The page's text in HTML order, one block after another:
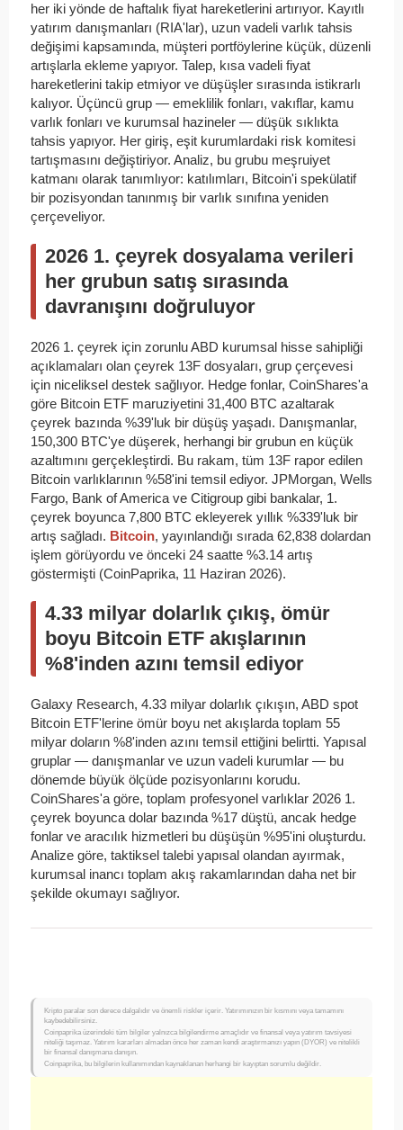
her iki yönde de haftalık fiyat hareketlerini artırıyor. Kayıtlı
yatırım danışmanları (RIA'lar), uzun vadeli varlık tahsis
değişimi kapsamında, müşteri portföylerine küçük, düzenli
artışlarla ekleme yapıyor. Talep, kısa vadeli fiyat
hareketlerini takip etmiyor ve düşüşler sırasında istikrarlı
kalıyor. Üçüncü grup — emeklilik fonları, vakıflar, kamu
varlık fonları ve kurumsal hazineler — düşük sıklıkta
tahsis yapıyor. Her giriş, eşit kurumlardaki risk komitesi
tartışmasını değiştiriyor. Analiz, bu grubu meşruiyet
katmanı olarak tanımlıyor: katılımları, Bitcoin'i spekülatif
bir pozisyondan tanınmış bir varlık sınıfına yeniden
çerçeveliyor.
2026 1. çeyrek dosyalama verileri
her grubun satış sırasında
davranışını doğruluyor
2026 1. çeyrek için zorunlu ABD kurumsal hisse sahipliği
açıklamaları olan çeyrek 13F dosyaları, grup çerçevesi
için niceliksel destek sağlıyor. Hedge fonlar, CoinShares'a
göre Bitcoin ETF maruziyetini 31,400 BTC azaltarak
çeyrek bazında %39'luk bir düşüş yaşadı. Danışmanlar,
150,300 BTC'ye düşerek, herhangi bir grubun en küçük
azaltımını gerçekleştirdi. Bu rakam, tüm 13F rapor edilen
Bitcoin varlıklarının %58'ini temsil ediyor. JPMorgan, Wells
Fargo, Bank of America ve Citigroup gibi bankalar, 1.
çeyrek boyunca 7,800 BTC ekleyerek yıllık %339'luk bir
artış sağladı. Bitcoin, yayınlandığı sırada 62,838 dolardan
işlem görüyordu ve önceki 24 saatte %3.14 artış
göstermişti (CoinPaprika, 11 Haziran 2026).
4.33 milyar dolarlık çıkış, ömür
boyu Bitcoin ETF akışlarının
%8'inden azını temsil ediyor
Galaxy Research, 4.33 milyar dolarlık çıkışın, ABD spot
Bitcoin ETF'lerine ömür boyu net akışlarda toplam 55
milyar doların %8'inden azını temsil ettiğini belirtti. Yapısal
gruplar — danışmanlar ve uzun vadeli kurumlar — bu
dönemde büyük ölçüde pozisyonlarını korudu.
CoinShares'a göre, toplam profesyonel varlıklar 2026 1.
çeyrek boyunca dolar bazında %17 düştü, ancak hedge
fonlar ve aracılık hizmetleri bu düşüşün %95'ini oluşturdu.
Analize göre, taktiksel talebi yapısal olandan ayırmak,
kurumsal inancı toplam akış rakamlarından daha net bir
şekilde okumayı sağlıyor.
Kripto paralar son derece dalgalıdır ve önemli riskler içerir. Yatırımınızın bir kısmını veya tamamını
kaybedebilirsiniz.
Coinpaprika üzerindeki tüm bilgiler yalnızca bilgilendirme amaçlıdır ve finansal veya yatırım tavsiyesi
niteliği taşımaz. Yatırım kararları almadan önce her zaman kendi araştırmanızı yapın (DYOR) ve nitelikli
bir finansal danışmana danışın.
Coinpaprika, bu bilgilerin kullanımından kaynaklanan herhangi bir kayıptan sorumlu değildir.